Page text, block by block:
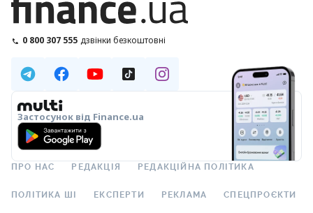
0 800 307 555 дзвінки безкоштовні
Застосунок від Finance.ua
ПРО НАС РЕДАКЦІЯ РЕДАКЦІЙНА ПОЛІТИКА
ПОЛІТИКА ШІ ЕКСПЕРТИ РЕКЛАМА СПЕЦПРОЄКТИ